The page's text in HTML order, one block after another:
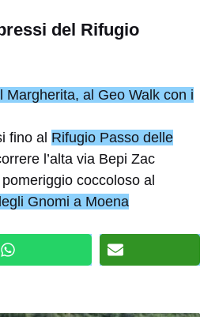
del Rifugio
Margherita, al Geo Walk con i
fino al Rifugio Passo delle
l’alta via Bepi Zac
coccoloso al
Gnomi a Moena